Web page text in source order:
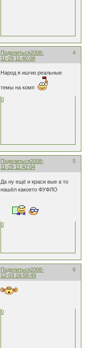
Поделиться 4
2008-
11-29 11:40:08
Народ я ишчю реальные
темы на комп
0
Поделиться 5
2008-
11-29 11:42:04
Да ну ещё и краси вые а то
нашёл какоето ФУФЛО
0
Поделиться 6
2008-
12-03 16:58:49
0